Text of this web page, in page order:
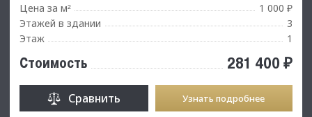
Цена за м²
1 000 ₽
Этажей в здании
3
Этаж
1
Стоимость 281 400 ₽
Сравнить Узнать подробнее